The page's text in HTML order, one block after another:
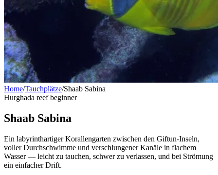
Home/Tauchplätze/Shaab Sabina
Hurghada reefbeginner
Shaab Sabina
Ein labyrinthartiger Korallengarten zwischen den Giftun-Inseln,
voller Durchschwimme und verschlungener Kanäle in flachem
Wasser — leicht zu tauchen, schwer zu verlassen, und bei Strömung
ein einfacher Drift.